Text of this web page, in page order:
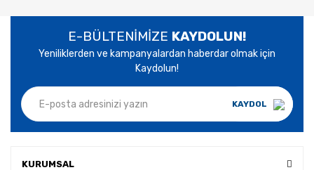
E-BÜLTENİMİZE KAYDOLUN!
Yeniliklerden ve kampanyalardan haberdar olmak için
Kaydolun!
KAYDOL
KURUMSAL